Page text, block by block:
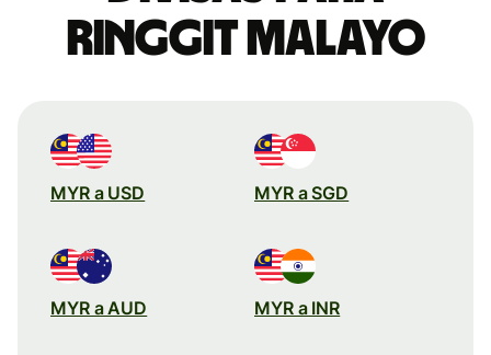
ringgit malayo
MYR a USD MYR a SGD
MYR a AUD MYR a INR